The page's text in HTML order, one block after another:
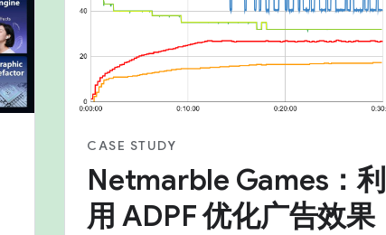
CASE STUDY
Netmarble Games：利
用 ADPF 优化广告效果